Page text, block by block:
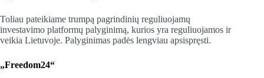
Toliau pateikiame trumpą pagrindinių reguliuojamų
investavimo platformų palyginimą, kurios yra reguliuojamos ir
veikia Lietuvoje. Palyginimas padės lengviau apsispręsti.
„Freedom24“